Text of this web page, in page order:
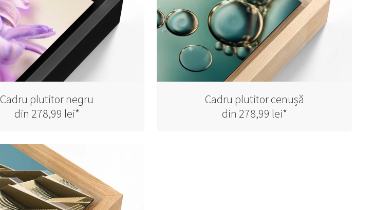
Cadru plutitor negru
din 278,99 lei*
Cadru plutitor cenușă
din 278,99 lei*